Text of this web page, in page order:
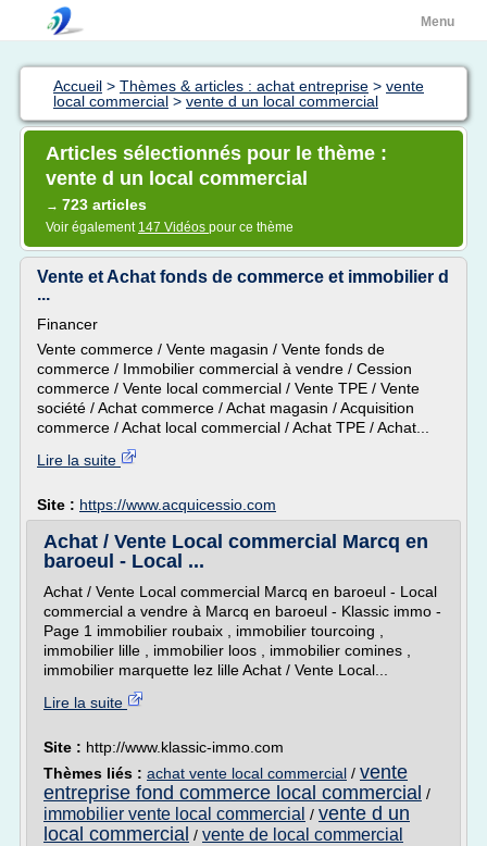
Menu
Accueil > Thèmes & articles : achat entreprise > vente
local commercial > vente d un local commercial
Articles sélectionnés pour le thème :
vente d un local commercial
→ 723 articles
Voir également 147 Vidéos pour ce thème
Vente et Achat fonds de commerce et immobilier d
...
Financer
Vente commerce / Vente magasin / Vente fonds de
commerce / Immobilier commercial à vendre / Cession
commerce / Vente local commercial / Vente TPE / Vente
société / Achat commerce / Achat magasin / Acquisition
commerce / Achat local commercial / Achat TPE / Achat...
Lire la suite
Site : https://www.acquicessio.com
Achat / Vente Local commercial Marcq en
baroeul - Local ...
Achat / Vente Local commercial Marcq en baroeul - Local
commercial a vendre à Marcq en baroeul - Klassic immo -
Page 1 immobilier roubaix , immobilier tourcoing ,
immobilier lille , immobilier loos , immobilier comines ,
immobilier marquette lez lille Achat / Vente Local...
Lire la suite
Site : http://www.klassic-immo.com
Thèmes liés : achat vente local commercial / vente
entreprise fond commerce local commercial /
immobilier vente local commercial / vente d un
local commercial / vente de local commercial